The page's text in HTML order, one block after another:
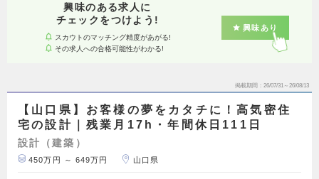
興味のある求人に
チェックをつけよう!
スカウトのマッチング精度があがる!
その求人への合格可能性がわかる!
興味あり
掲載期間 26/07/31～26/08/13
【山口県】お客様の夢をカタチに！高気密住
宅の設計｜残業月17h・年間休日111日
設計（建築）
450万円 ～ 649万円 山口県